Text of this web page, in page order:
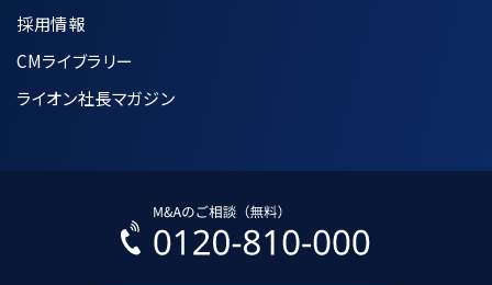
必要な範囲内で正確かつ最新の状態に
保つように努めます。
壊、改竄及び漏洩などを防止するために
入力された個人情報に関しては、SSL技
採用情報
CMライブラリー
ライオン社長マガジン